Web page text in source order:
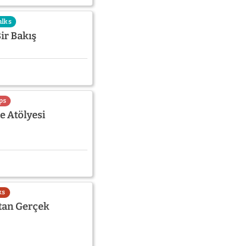
Bakış
Atölyesi
Gerçek